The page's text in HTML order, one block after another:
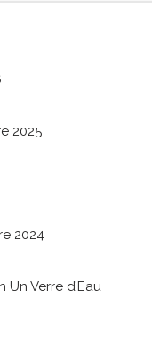
2025
2024
Verre d’Eau